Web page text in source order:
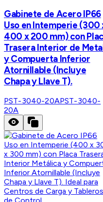
Gabinete de Acero IP66
Uso en Intemperie (300
400 x 200 mm) con
Trasera Interior de
y Compuerta Inferior
Atornillable (Incluye
Chapa y Llave T).
PST-3040-20APST-3040-
20A